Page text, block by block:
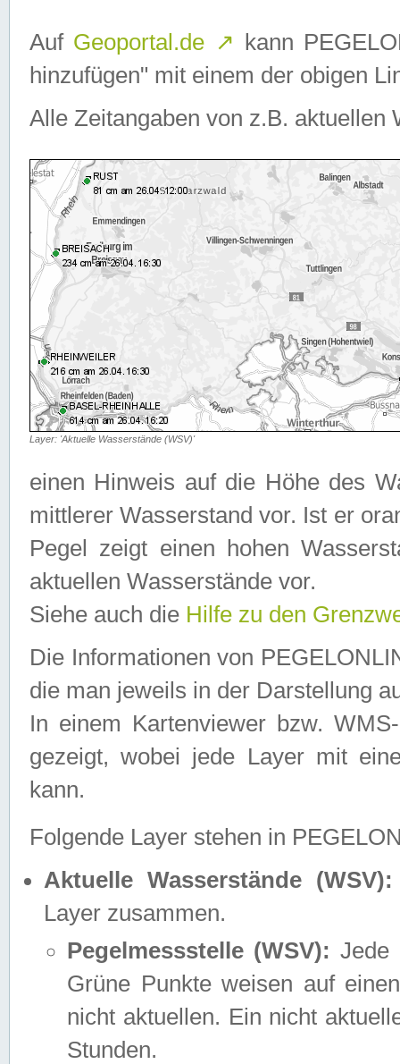
Auf Geoportal.de ↗ kann
hinzufügen" mit einem der obigen
Alle Zeitangaben von z.B. aktuellen
Layer: 'Aktuelle Wasserstände (WSV)'
einen Hinweis auf die Höhe des
mittlerer Wasserstand vor. Ist er
Pegel zeigt einen hohen
aktuellen Wasserstände vor.
Siehe auch die Hilfe zu den
Die Informationen von
die man jeweils in der Darstellung
In einem Kartenviewer bzw.
gezeigt, wobei jede Layer mit
kann.
Folgende Layer stehen in
Aktuelle Wasserstände (WSV):
Layer zusammen.
Pegelmessstelle (WSV): Jede
Grüne Punkte weisen auf
nicht aktuellen. Ein nicht
Stunden.